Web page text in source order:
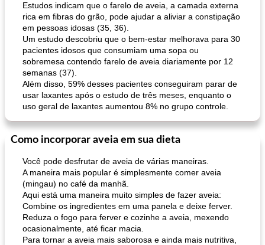
Estudos indicam que o farelo de aveia, a camada externa
rica em fibras do grão, pode ajudar a aliviar a constipação
em pessoas idosas (35, 36).
Um estudo descobriu que o bem-estar melhorava para 30
pacientes idosos que consumiam uma sopa ou
sobremesa contendo farelo de aveia diariamente por 12
semanas (37).
Além disso, 59% desses pacientes conseguiram parar de
usar laxantes após o estudo de três meses, enquanto o
uso geral de laxantes aumentou 8% no grupo controle.
Como incorporar aveia em sua dieta
Você pode desfrutar de aveia de várias maneiras.
A maneira mais popular é simplesmente comer aveia
(mingau) no café da manhã.
Aqui está uma maneira muito simples de fazer aveia:
Combine os ingredientes em uma panela e deixe ferver.
Reduza o fogo para ferver e cozinhe a aveia, mexendo
ocasionalmente, até ficar macia.
Para tornar a aveia mais saborosa e ainda mais nutritiva,